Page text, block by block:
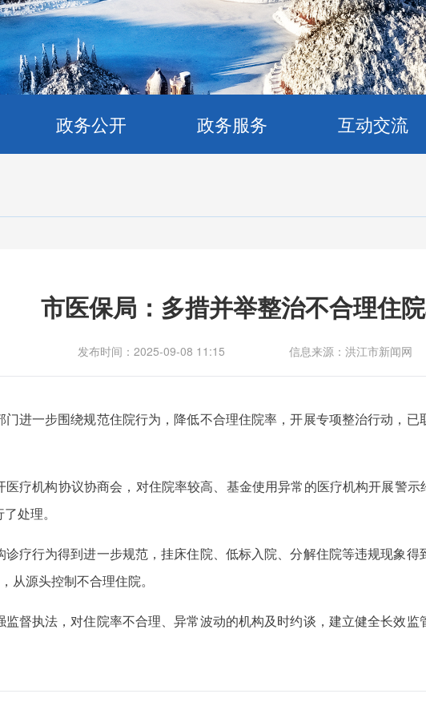
政务公开 政务服务 互动交流
市医保局：多措并举整治不合理住
发布时间：2025-09-08 11:15 信息来源：洪江市新闻网
进一步围绕规范住院行为，降低不合理住院率，开展专项整治行动，
疗机构协议协商会，对住院率较高、基金使用异常的医疗机构开展警示
处理。
疗行为得到进一步规范，挂床住院、低标入院、分解住院等违规现象得
从源头控制不合理住院。
督执法，对住院率不合理、异常波动的机构及时约谈，建立健全长效